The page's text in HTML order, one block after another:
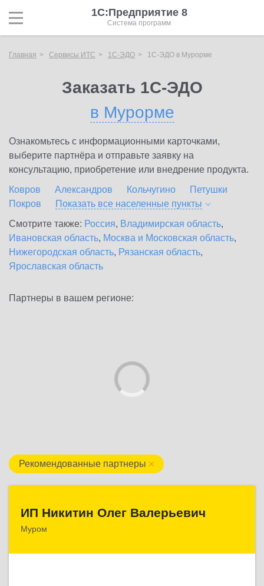
1С:Предприятие 8
Система программ
Главная Сервисы ИТС 1С-ЭДО 1С-ЭДО в Мурорме
Заказать 1С-ЭДО
в Мурорме
Ознакомьтесь с информационными карточками,
выберите партнёра и отправьте заявку на
консультацию, приобретение или внедрение продукта.
Ковров
Александров Кольчугино
Петушки
Покров
Показать все населенные пункты
Смотрите также: Россия, Владимирская область,
Ивановская область, Москва и Московская область,
Нижегородская область, Рязанская область,
Ярославская область
Партнеры в вашем регионе:
Рекомендованные партнеры
ИП Никитин Олег Валерьевич
Муром